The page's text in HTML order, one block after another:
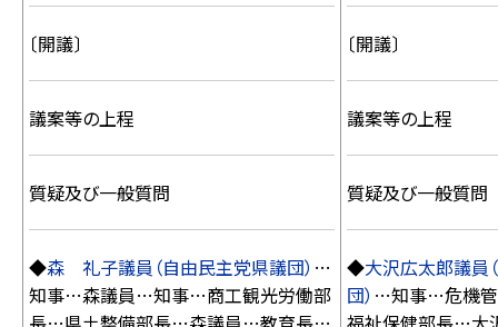
〔開議〕
議案等の上程
質疑及び一般質問
◆森 礼子議員（自由民主党県議団） …
知事…森議員…知事…商工観光労働部
〔開議〕
議案等の上程
質疑及び一般質問
◆大沢広太郎議員
団） …知事…危機